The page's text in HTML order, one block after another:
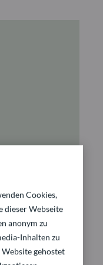
Cookies,
dieser Webseite
anonym zu
Inhalten zu
gehostet